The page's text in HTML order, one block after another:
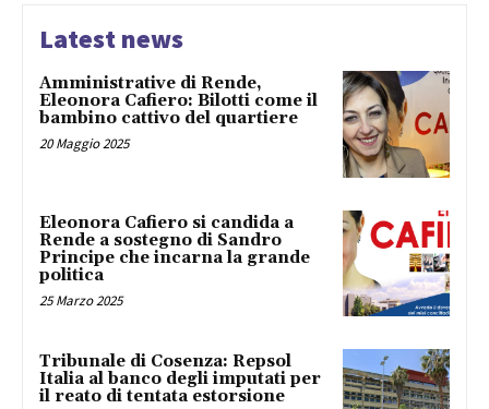
Latest news
Amministrative di Rende,
Eleonora Cafiero: Bilotti come il
bambino cattivo del quartiere
20 Maggio 2025
Eleonora Cafiero si candida a
Rende a sostegno di Sandro
Principe che incarna la grande
politica
25 Marzo 2025
Tribunale di Cosenza: Repsol
Italia al banco degli imputati per
il reato di tentata estorsione